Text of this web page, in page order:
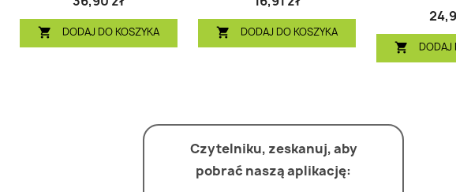
 DODAJ DO KOSZYKA  DODAJ DO KOSZYKA
 DODAJ
Czytelniku, zeskanuj, aby
pobrać naszą aplikację: